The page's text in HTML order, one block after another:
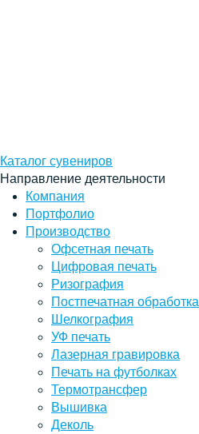
Каталог сувениров
Направление деятельности
Компания
Портфолио
Производство
Офсетная печать
Цифровая печать
Ризография
Постпечатная обработка
Шелкография
УФ печать
Лазерная гравировка
Печать на футболках
Термотрансфер
Вышивка
Деколь